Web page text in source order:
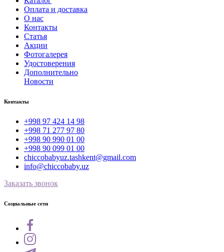
Оплата и доставка
О нас
Контакты
Статья
Акции
Фотогалерея
Удостоверения
Дополнительно
Новости
Контакты
+998 97 424 14 98
+998 71 277 97 80
+998 90 990 01 00
+998 90 099 01 00
chiccobabyuz.tashkent@gmail.com
info@chiccobaby.uz
Заказать звонок
Социальные сети